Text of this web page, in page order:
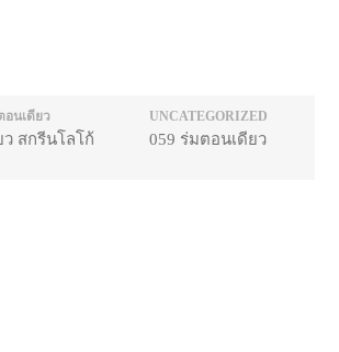
อนเดียว
สกรีนโลโก้
UNCATEGORIZED
059 ร่มตอนเดียว